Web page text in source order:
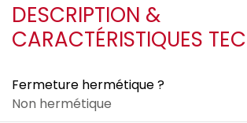
DESCRIPTION &
CARACTÉRISTIQUES
Fermeture hermétique ?
Non hermétique